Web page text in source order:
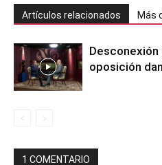
Artículos relacionados Más
oposición
1 COMENTARIO